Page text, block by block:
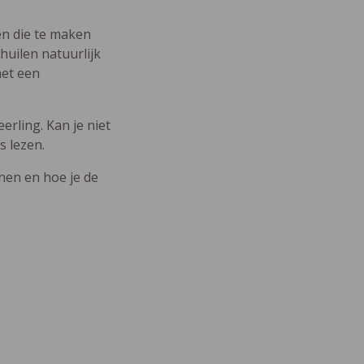
die te maken
natuurlijk
een
Kan je niet
lezen.
en hoe je de